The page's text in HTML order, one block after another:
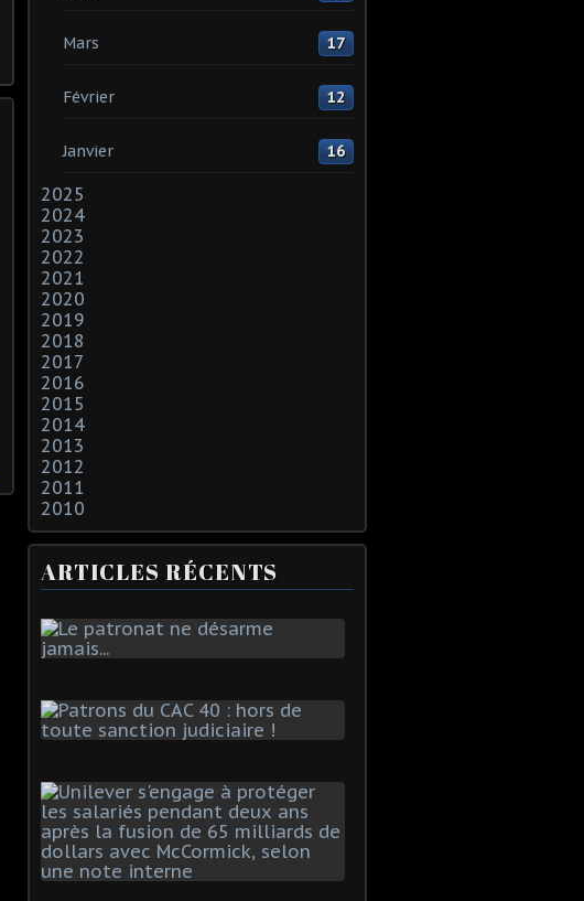
Mars 17
Février 12
Janvier 16
2025
2024
2023
2022
2021
2020
2019
2018
2017
2016
2015
2014
2013
2012
2011
2010
ARTICLES RÉCENTS